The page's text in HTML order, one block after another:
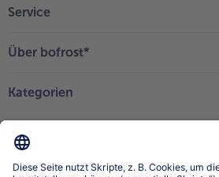
Service
Über bofrost*
Kategorien